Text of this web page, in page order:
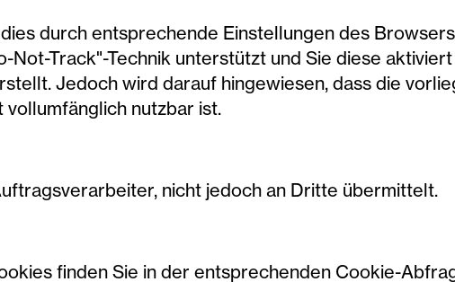
durch entsprechende Einstellungen des
Track"-Technik unterstützt und Sie diese
Jedoch wird darauf hingewiesen, dass die
nutzbar ist.
nicht jedoch an Dritte übermittelt.
finden Sie in der entsprechenden Cookie-